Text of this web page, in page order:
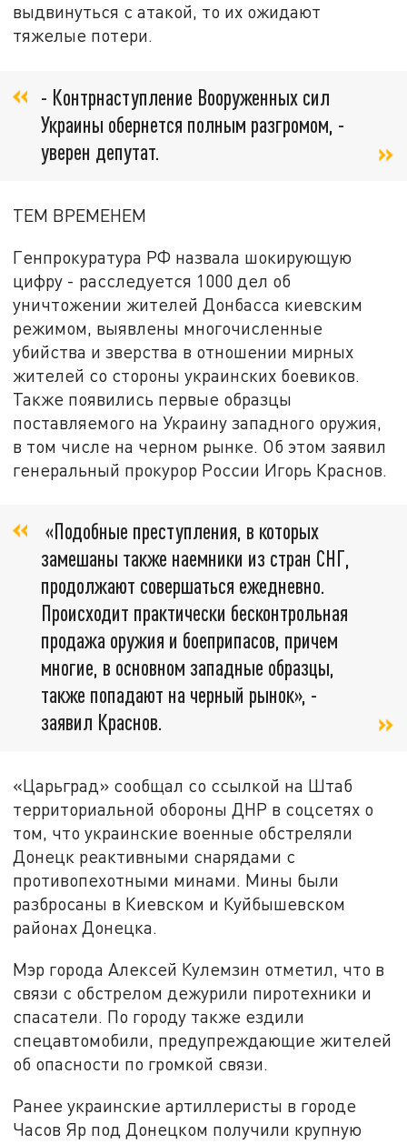
выдвинуться с атакой, то их ожидают
тяжелые потери.
- Контрнаступление Вооруженных сил
Украины обернется полным разгромом, -
уверен депутат.
ТЕМ ВРЕМЕНЕМ
Генпрокуратура РФ назвала шокирующую
цифру - расследуется 1000 дел об
уничтожении жителей Донбасса киевским
режимом, выявлены многочисленные
убийства и зверства в отношении мирных
жителей со стороны украинских боевиков.
Также появились первые образцы
поставляемого на Украину западного оружия,
в том числе на черном рынке. Об этом заявил
генеральный прокурор России Игорь Краснов.
«Подобные преступления, в которых
замешаны также наемники из стран СНГ,
продолжают совершаться ежедневно.
Происходит практически бесконтрольная
продажа оружия и боеприпасов, причем
многие, в основном западные образцы,
также попадают на черный рынок», -
заявил Краснов.
«Царьград» сообщал со ссылкой на Штаб
территориальной обороны ДНР в соцсетях о
том, что украинские военные обстреляли
Донецк реактивными снарядами с
противопехотными минами. Мины были
разбросаны в Киевском и Куйбышевском
районах Донецка.
Мэр города Алексей Кулемзин отметил, что в
связи с обстрелом дежурили пиротехники и
спасатели. По городу также ездили
спецавтомобили, предупреждающие жителей
об опасности по громкой связи.
Ранее украинские артиллеристы в городе
Часов Яр под Донецком получили крупную